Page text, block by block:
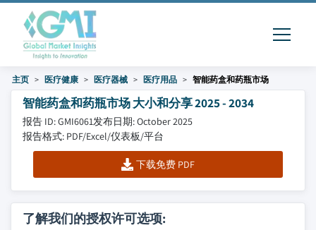
主页 医疗健康 医疗器械 医疗用品 智能药盒和药瓶市场
智能药盒和药瓶市场 大小和分享 2025 - 2034
报告 ID: GMI6061发布日期: October 2025
报告格式: PDF/Excel/仪表板/平台
下载免费 PDF
了解我们的授权许可选项: